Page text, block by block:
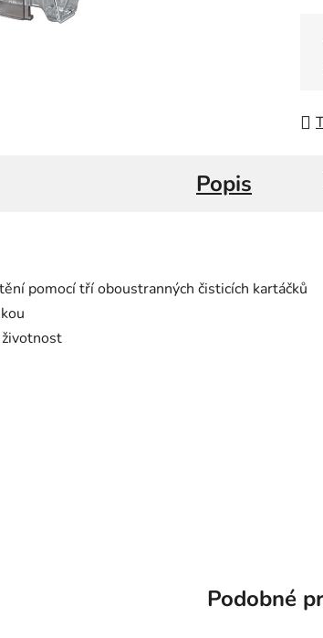
Popis
pomocí tří oboustranných čisticích kartáčků
Podobné